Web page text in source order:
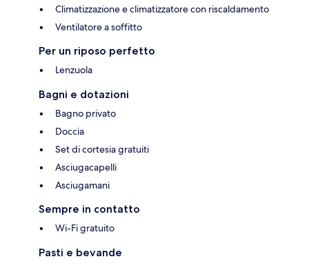
Climatizzazione e climatizzatore con riscaldamento
Ventilatore a soffitto
Per un riposo perfetto
Lenzuola
Bagni e dotazioni
Bagno privato
Doccia
Set di cortesia gratuiti
Asciugacapelli
Asciugamani
Sempre in contatto
Wi-Fi gratuito
Pasti e bevande